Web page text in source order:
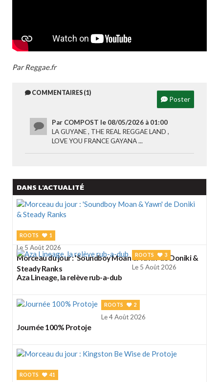
Par Reggae.fr
COMMENTAIRES (1)
Poster
Par COMPOST le 08/05/2026 à 01:00
LA GUYANE , THE REAL REGGAE LAND ,
LOVE YOU FRANCE GAYANA ...
DANS L'ACTUALITÉ
ROOTS 1
Le 5 Août 2026
Morceau du jour : 'Soundboy Moan & Yawn' de Doniki &
Steady Ranks
ROOTS 3
Le 5 Août 2026
Aza Lineage, la relève rub-a-dub
ROOTS 2
Le 4 Août 2026
Journée 100% Protoje
ROOTS 41